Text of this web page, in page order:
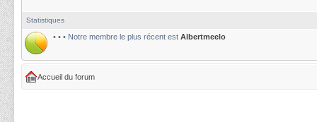
Statistiques
• • • Notre membre le plus récent est Albertmeelo
Accueil du forum